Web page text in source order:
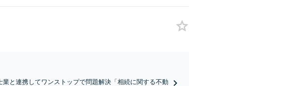
と連携してワンストップで問題解決「相続に関する不動